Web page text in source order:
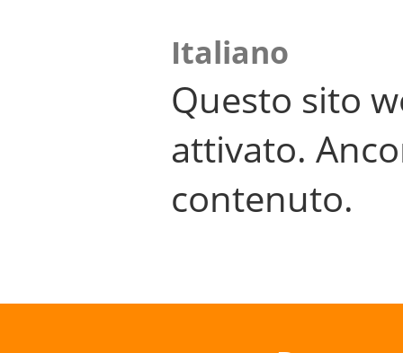
Italiano
Questo sito
attivato.
contenuto.